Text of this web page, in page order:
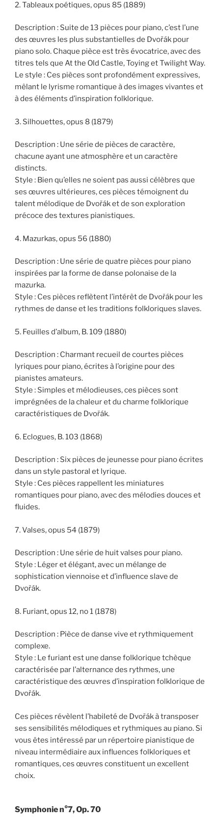
2. Tableaux poétiques, opus 85 (1889)
Description : Suite de 13 pièces pour piano, c’est l’une
des œuvres les plus substantielles de Dvořák pour
piano solo. Chaque pièce est très évocatrice, avec des
titres tels que At the Old Castle, Toying et Twilight Way.
Le style : Ces pièces sont profondément expressives,
mêlant le lyrisme romantique à des images vivantes et
à des éléments d’inspiration folklorique.
3. Silhouettes, opus 8 (1879)
Description : Une série de pièces de caractère,
chacune ayant une atmosphère et un caractère
distincts.
Style : Bien qu’elles ne soient pas aussi célèbres que
ses œuvres ultérieures, ces pièces témoignent du
talent mélodique de Dvořák et de son exploration
précoce des textures pianistiques.
4. Mazurkas, opus 56 (1880)
Description : Une série de quatre pièces pour piano
inspirées par la forme de danse polonaise de la
mazurka.
Style : Ces pièces reflètent l’intérêt de Dvořák pour les
rythmes de danse et les traditions folkloriques slaves.
5. Feuilles d’album, B. 109 (1880)
Description : Charmant recueil de courtes pièces
lyriques pour piano, écrites à l’origine pour des
pianistes amateurs.
Style : Simples et mélodieuses, ces pièces sont
imprégnées de la chaleur et du charme folklorique
caractéristiques de Dvořák.
6. Eclogues, B. 103 (1868)
Description : Six pièces de jeunesse pour piano écrites
dans un style pastoral et lyrique.
Style : Ces pièces rappellent les miniatures
romantiques pour piano, avec des mélodies douces et
fluides.
7. Valses, opus 54 (1879)
Description : Une série de huit valses pour piano.
Style : Léger et élégant, avec un mélange de
sophistication viennoise et d’influence slave de
Dvořák.
8. Furiant, opus 12, no 1 (1878)
Description : Pièce de danse vive et rythmiquement
complexe.
Style : Le furiant est une danse folklorique tchèque
caractérisée par l’alternance des rythmes, une
caractéristique des œuvres d’inspiration folklorique de
Dvořák.
Ces pièces révèlent l’habileté de Dvořák à transposer
ses sensibilités mélodiques et rythmiques au piano. Si
vous êtes intéressé par un répertoire pianistique de
niveau intermédiaire aux influences folkloriques et
romantiques, ces œuvres constituent un excellent
choix.
Symphonie n°7, Op. 70